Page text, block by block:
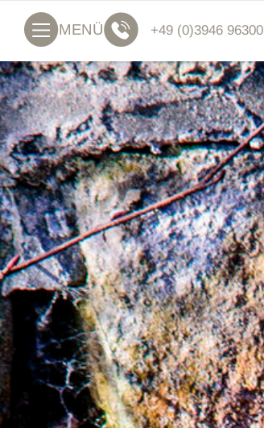
MENÜ +49 (0)3946 96300